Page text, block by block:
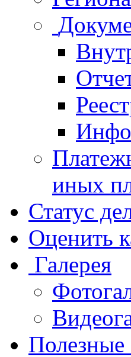
иных
Статус
Оценить
Галерея
Полезные